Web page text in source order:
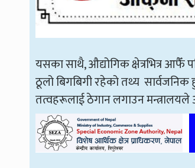
यसका साथै, औद्योगिक क्षेत्रभित्र आफैँ
ठूलो बिगबिगी रहेको तथ्य
तत्वहरूलाई ठेगान लगाउन मन्त्रालयले